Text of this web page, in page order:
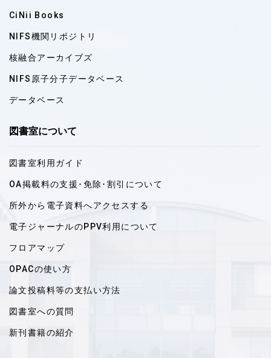
CiNii Books
NIFS機関リポジトリ
核融合アーカイブズ
NIFS原子分子データベース
データベース
図書室について
図書室利用ガイド
OA掲載料の支援･免除･割引について
所外から電子資料へアクセスする
電子ジャーナルのPPV利用について
フロアマップ
OPACの使い方
論文投稿料等の支払い方法
図書室への質問
新刊書籍の紹介